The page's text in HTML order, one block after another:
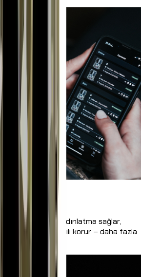
düzgün bir aydınlatma sağlar,
ve aynı zamanda pili korur – daha fazla
için.